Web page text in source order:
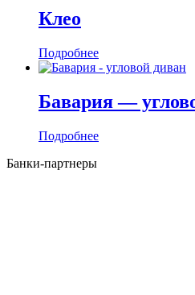
Клео
Подробнее
Бавария —
Подробнее
Банки-партнеры